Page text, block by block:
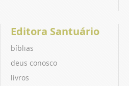
Editora Santuário
bíblias
deus conosco
livros